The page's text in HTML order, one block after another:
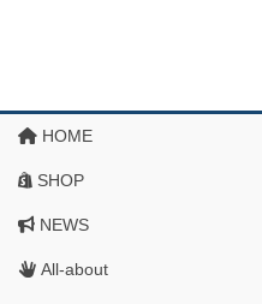
HOME
SHOP
NEWS
All-about